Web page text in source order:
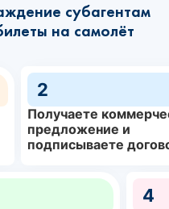
субагентам
на самолёт
2
Получаете
предложение и
подписываете
4